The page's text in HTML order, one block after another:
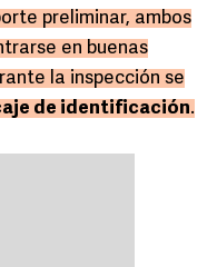
preliminar, ambos
en buenas
la inspección se
de identificación.